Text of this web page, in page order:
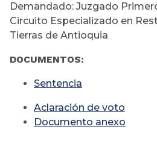
Demandado: Juzgado
Circuito Especializado en
Tierras de Antioquia
DOCUMENTOS:
Sentencia
Aclaración de voto
Documento anexo